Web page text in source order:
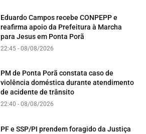
Eduardo Campos recebe CONPEPP e
reafirma apoio da Prefeitura à Marcha
para Jesus em Ponta Porã
22:45 - 08/08/2026
PM de Ponta Porã constata caso de
violência doméstica durante atendimento
de acidente de trânsito
22:40 - 08/08/2026
PF e SSP/PI prendem foragido da Justiça